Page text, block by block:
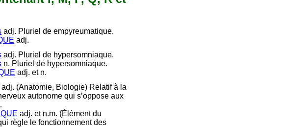
adj. Pluriel de empyreumatique.
adj.
adj. Pluriel de hypersomniaque.
n. Pluriel de hypersomniaque.
adj. et n.
adj. (Anatomie, Biologie) Relatif à la
autonome qui s’oppose aux
adj. et n.m. (Élément du
règle le fonctionnement des